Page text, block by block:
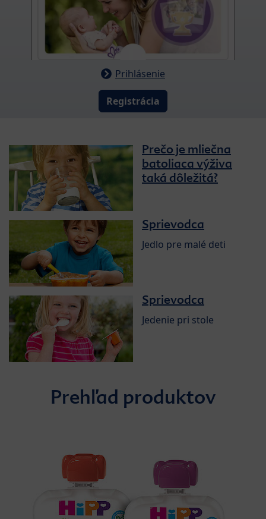
Prihlásenie
Registrácia
Prečo je mliečna
batoliaca výživa
taká dôležitá?
Sprievodca
Jedlo pre malé deti
Sprievodca
Jedenie pri stole
Prehľad produktov